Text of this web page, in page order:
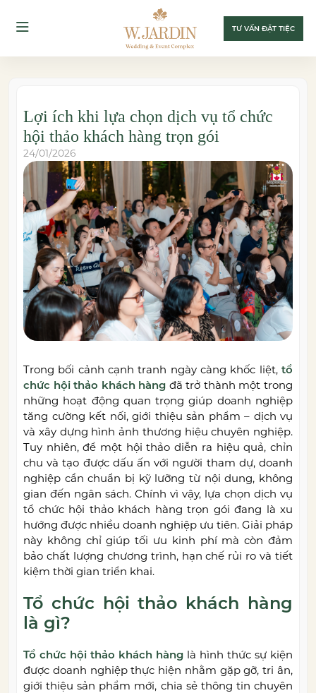
TƯ VẤN ĐẶT TIỆC
Lợi ích khi lựa chọn dịch vụ tổ chức
hội thảo khách hàng trọn gói
24/01/2026
Trong bối cảnh cạnh tranh ngày càng khốc liệt, tổ
chức hội thảo khách hàng đã trở thành một trong
những hoạt động quan trọng giúp doanh nghiệp
tăng cường kết nối, giới thiệu sản phẩm – dịch vụ
và xây dựng hình ảnh thương hiệu chuyên nghiệp.
Tuy nhiên, để một hội thảo diễn ra hiệu quả, chỉn
chu và tạo được dấu ấn với người tham dự, doanh
nghiệp cần chuẩn bị kỹ lưỡng từ nội dung, không
gian đến ngân sách. Chính vì vậy, lựa chọn dịch vụ
tổ chức hội thảo khách hàng trọn gói đang là xu
hướng được nhiều doanh nghiệp ưu tiên. Giải pháp
này không chỉ giúp tối ưu kinh phí mà còn đảm
bảo chất lượng chương trình, hạn chế rủi ro và tiết
kiệm thời gian triển khai.
Tổ chức hội thảo khách hàng
là gì?
Tổ chức hội thảo khách hàng là hình thức sự kiện
được doanh nghiệp thực hiện nhằm gặp gỡ, tri ân,
giới thiệu sản phẩm mới, chia sẻ thông tin chuyên